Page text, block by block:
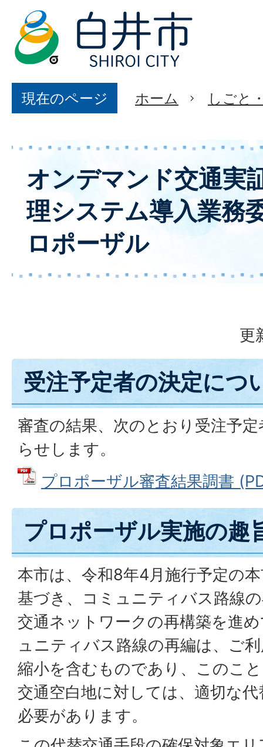
現在のページ ホーム しごと
オンデマンド交通実
理システム導入業務
ロポーザル
更
受注予定者の決定につ
審査の結果、次のとおり受注予
らせします。
プロポーザル審査結果調書
プロポーザル実施の趣
本市は、令和8年4月施行予定の
基づき、コミュニティバス路線
交通ネットワークの再構築を進
ュニティバス路線の再編は、ご
縮小を含むものであり、このこ
交通空白地に対しては、適切な
必要があります。